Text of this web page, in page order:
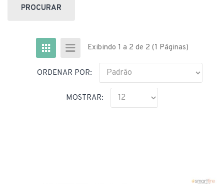
Exibindo 1 a 2 de 2 (1 Páginas)
ORDENAR POR:
MOSTRAR: